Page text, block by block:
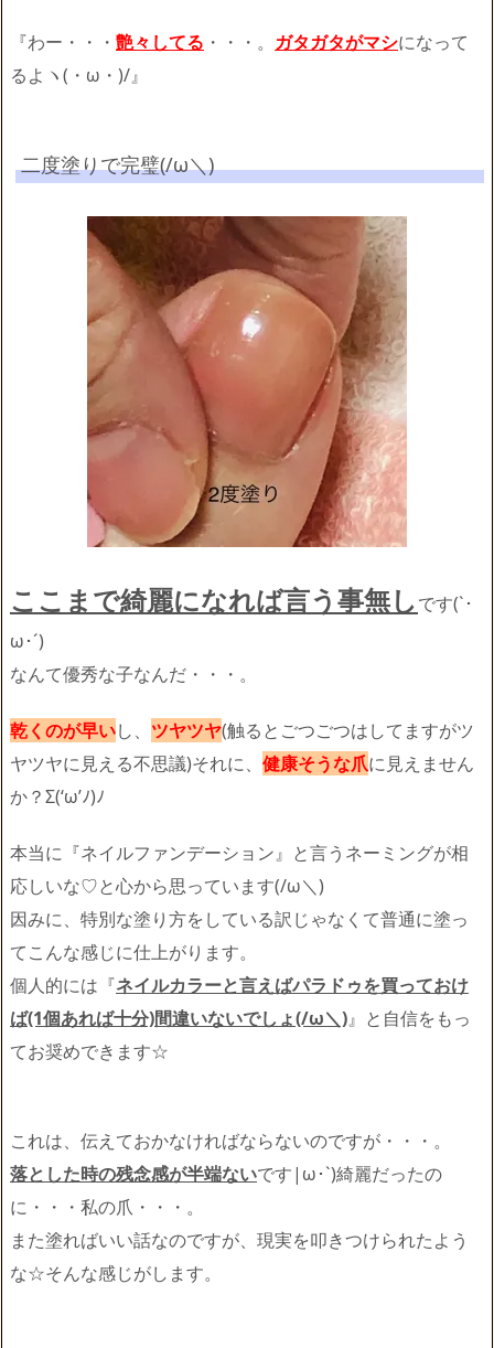
『わー・・・ 艶々してる ・・・。 ガタガタがマシになって
るよヽ(・ω・)/』
二度塗りで完璧(/ω＼)
ここまで綺麗になれば言う事無しです(`･
ω･´)ゞ
なんて優秀な子なんだ・・・。
乾くのが早いし、 ツヤツヤ(触るとごつごつはしてますがツ
ヤツヤに見える不思議)それに、 健康そうな爪に見えません
か？Σ(‘ω’ﾉ)ﾉ
本当に『ネイルファンデーション』と言うネーミングが相
応しいな♡と心から思っています(/ω＼)
因みに、特別な塗り方をしている訳じゃなくて普通に塗っ
てこんな感じに仕上がります。
個人的には『ネイルカラーと言えばパラドゥを買っておけ
ば(1個あれば十分)間違いないでしょ(/ω＼)』と自信をもっ
てお奨めできます☆
これは、伝えておかなければならないのですが・・・。
落とした時の残念感が半端ないです|ω･`)綺麗だったの
に・・・私の爪・・・。
また塗ればいい話なのですが、現実を叩きつけられたよう
な☆そんな感じがします。